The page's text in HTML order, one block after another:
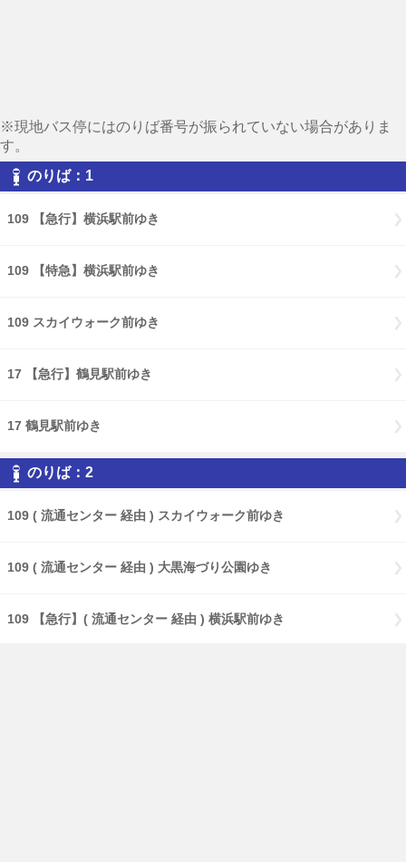
※現地バス停にはのりば番号が振られていない場合がありま
す。
のりば：1
109 【急行】横浜駅前ゆき
109 【特急】横浜駅前ゆき
109 スカイウォーク前ゆき
17 【急行】鶴見駅前ゆき
17 鶴見駅前ゆき
のりば：2
109 ( 流通センター 経由 ) スカイウォーク前ゆき
109 ( 流通センター 経由 ) 大黒海づり公園ゆき
109 【急行】( 流通センター 経由 ) 横浜駅前ゆき